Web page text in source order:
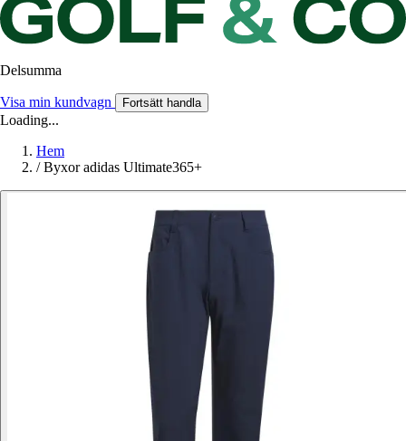
Delsumma
Visa min kundvagn Fortsätt handla
Loading...
Hem
/ Byxor adidas Ultimate365+